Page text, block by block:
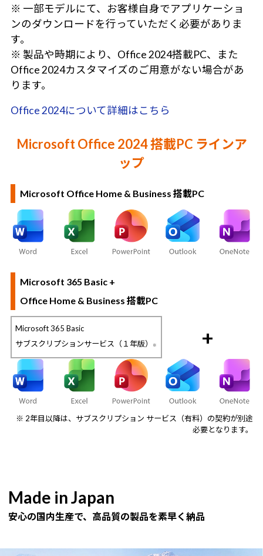
※ 一部モデルにて、お客様自身でアプリケーショ
ンのダウンロードを行っていただく必要がありま
す。
※ 製品や時期により、Office 2024搭載PC、また
Office 2024カスタマイズのご用意がない場合があ
ります。
Office 2024について詳細はこちら
Microsoft Office 2024 搭載PC ラインア
ップ
Microsoft Office Home & Business 搭載PC
Microsoft 365 Basic +
Office Home & Business 搭載PC
Microsoft 365 Basic
サブスクリプションサービス（１年版）
※ +
※ 2年目以降は、サブスクリプション サービス（有料）の契約が別途
必要となります。
Made in Japan
安心の国内生産で、高品質の製品を素早く納品